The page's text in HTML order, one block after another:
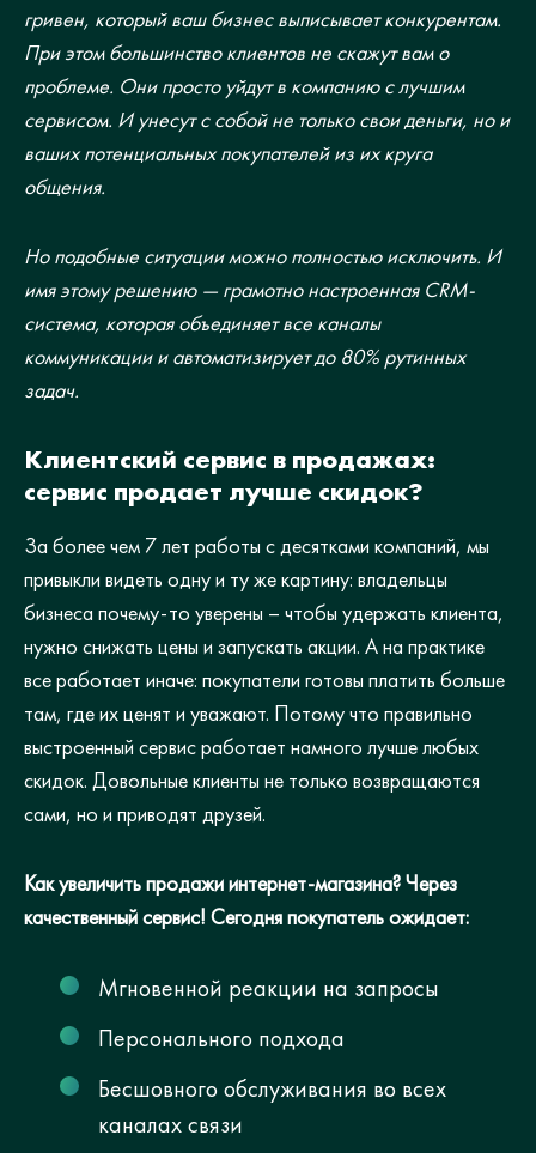
гривен, который ваш бизнес выписывает конкурентам.
При этом большинство клиентов не скажут вам о
проблеме. Они просто уйдут в компанию с лучшим
сервисом. И унесут с собой не только свои деньги, но и
ваших потенциальных покупателей из их круга
общения.
Но подобные ситуации можно полностью исключить. И
имя этому решению — грамотно настроенная CRM-
система, которая объединяет все каналы
коммуникации и автоматизирует до 80% рутинных
задач.
Клиентский сервис в продажах:
сервис продает лучше скидок?
За более чем 7 лет работы с десятками компаний, мы
привыкли видеть одну и ту же картину: владельцы
бизнеса почему-то уверены – чтобы удержать клиента,
нужно снижать цены и запускать акции. А на практике
все работает иначе: покупатели готовы платить больше
там, где их ценят и уважают. Потому что правильно
выстроенный сервис работает намного лучше любых
скидок. Довольные клиенты не только возвращаются
сами, но и приводят друзей.
Как увеличить продажи интернет-магазина? Через
качественный сервис! Сегодня покупатель ожидает:
Мгновенной реакции на запросы
Персонального подхода
Бесшовного обслуживания во всех
каналах связи